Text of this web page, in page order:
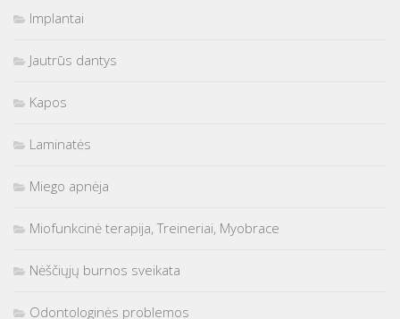
Implantai
Jautrūs dantys
Kapos
Laminatės
Miego apnėja
Miofunkcinė terapija, Treineriai, Myobrace
Nėščiųjų burnos sveikata
Odontologinės problemos